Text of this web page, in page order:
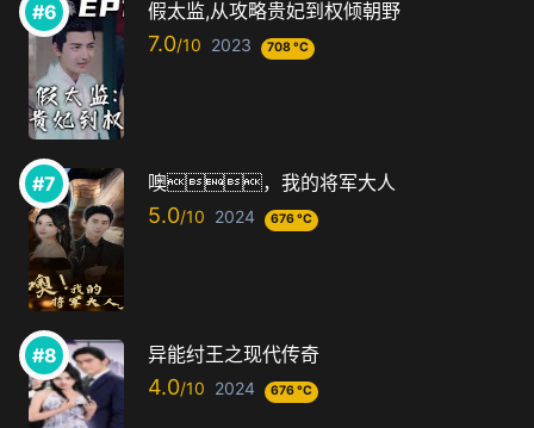
假太监,从攻略贵妃到权倾朝野
7.0 2023 708 °C
噢，我的将军大人
5.0 2024 676 °C
异能纣王之现代传奇
4.0 2024 676 °C